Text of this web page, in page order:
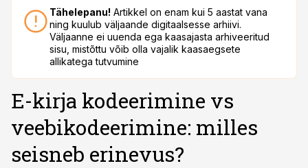
Tähelepanu! Artikkel on enam kui 5 aastat vana
ning kuulub väljaande digitaalsesse arhiivi.
Väljaanne ei uuenda ega kaasajasta arhiveeritud
sisu, mistõttu võib olla vajalik kaasaegsete
allikatega tutvumine
E-kirja kodeerimine vs
veebikodeerimine: milles
seisneb erinevus?